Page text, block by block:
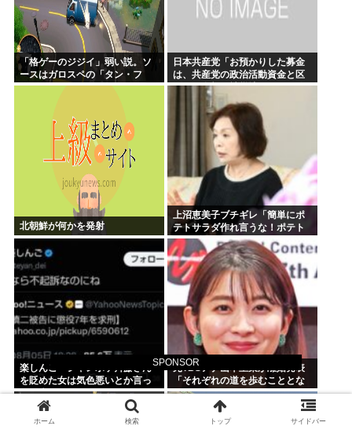
SPONSOR
「格ゲーのジジイ」弱い説。ソ
ースはガロスペの「タン・フ
ー・ルー」
日本共産党「お預かりした募金
は、共産党の政治活動資金と区
別し、全額を被災地のために使
います」
北朝鮮が何かを発射
上沼恵美子ブチギレ「簡単にポ
テトサラダ作れ言うな！ポテト
サラダ作りてしんどいんやで！
」
楽しんご「ジャンポケ斉藤さん
を貶めた女は気色悪いとか言っ
てる癖にフェラするとか口だけ
は素直なんだな！週刊誌から金
もらってるだろ」
元TBSアナ山本里菜が離婚発表
「それぞれの道を歩むこととな
りました」
ホーム 検索 トップ サイドバー